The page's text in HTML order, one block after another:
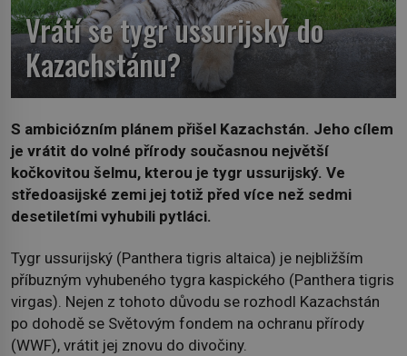
Vrátí se tygr ussurijský do
Kazachstánu?
S ambiciózním plánem přišel Kazachstán. Jeho cílem
je vrátit do volné přírody současnou největší
kočkovitou šelmu, kterou je tygr ussurijský. Ve
středoasijské zemi jej totiž před více než sedmi
desetiletími vyhubili pytláci.
Tygr ussurijský (Panthera tigris altaica) je nejbližším
příbuzným vyhubeného tygra kaspického (Panthera tigris
virgas). Nejen z tohoto důvodu se rozhodl Kazachstán
po dohodě se Světovým fondem na ochranu přírody
(WWF), vrátit jej znovu do divočiny.